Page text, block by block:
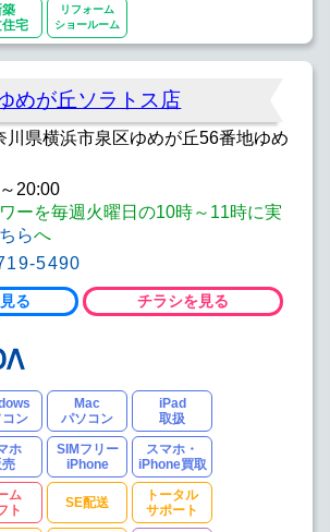
築
住宅
リフォーム
ショールーム
めが丘ソラトス店
川県横浜市泉区ゆめが丘56番地ゆめ
20:00
ーを毎週火曜日の10時～11時に実
らへ
5490
る チラシを見る
コン
Mac
パソコン
iPad
取扱
ホ
売
SIMフリー
iPhone
スマホ・
iPhone買取
ム
ト
SE配送
トータル
サポート